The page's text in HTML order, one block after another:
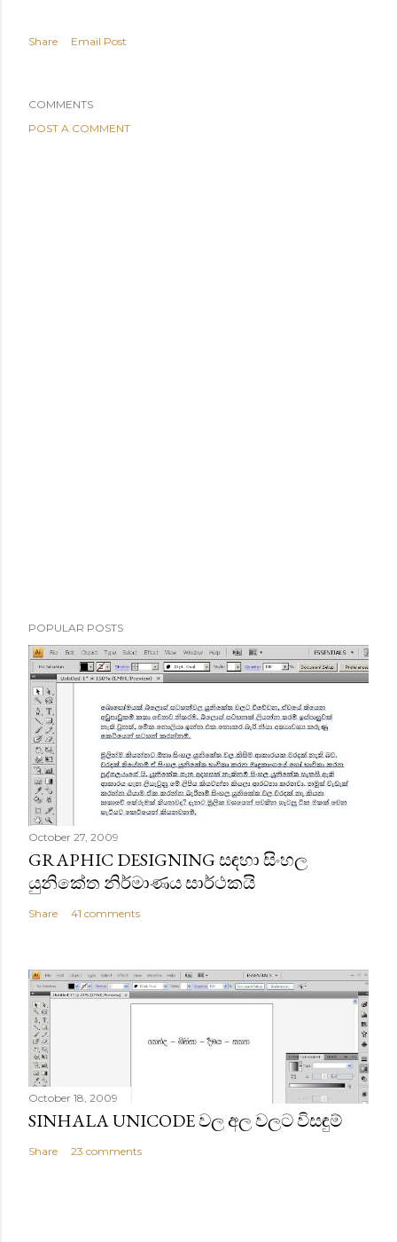
Share Email Post
COMMENTS
POST A COMMENT
POPULAR POSTS
October 27, 2009
GRAPHIC DESIGNING සඳහා සිංහල
යුනිකේත නිර්මාණය සාර්ථකයි
Share 41 comments
October 18, 2009
SINHALA UNICODE වල අල වලට විසඳුම්
Share 23 comments